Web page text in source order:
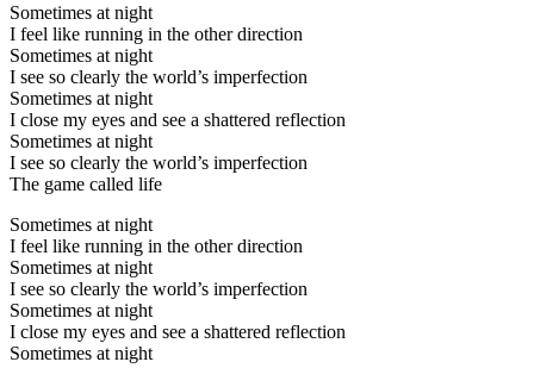
Sometimes at night
I feel like running in the other direction
Sometimes at night
I see so clearly the world’s imperfection
Sometimes at night
I close my eyes and see a shattered reflection
Sometimes at night
I see so clearly the world’s imperfection
The game called life
Sometimes at night
I feel like running in the other direction
Sometimes at night
I see so clearly the world’s imperfection
Sometimes at night
I close my eyes and see a shattered reflection
Sometimes at night